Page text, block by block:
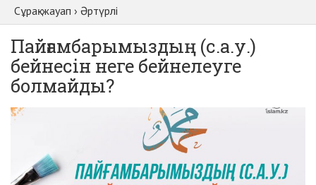
Сұрақ-жауап › Әртүрлі
Пайғамбарымыздың (с.а.у.)
бейнесін неге бейнелеуге
болмайды?